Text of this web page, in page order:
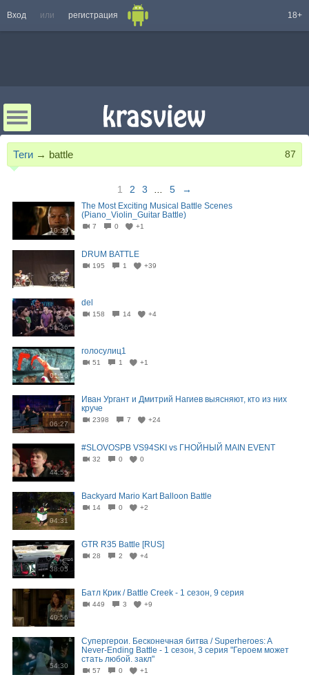
Вход или регистрация 18+
Теги → battle 87
1 2 3 5 →
10:26
The Most Exciting Musical Battle Scenes
(Piano_Violin_Guitar Battle)
7 0 +1
04:32
DRUM BATTLE
195 1 +39
51:36
del
158 14 +4
01:56
голосулиц1
51 1 +1
06:27
Иван Ургант и Дмитрий Нагиев выясняют, кто из них
круче
2398 7 +24
44:55
#SLOVOSPB VS94SKI vs ГНОЙНЫЙ MAIN EVENT
32 0 0
04:31
Backyard Mario Kart Balloon Battle
14 0 +2
38:05
GTR R35 Battle [RUS]
28 2 +4
40:56
Батл Крик / Battle Creek - 1 сезон, 9 серия
449 3 +9
54:30
Супергерои. Бесконечная битва / Superheroes: A
Never-Ending Battle - 1 сезон, 3 серия "Героем может
стать любой. закл"
57 0 +1